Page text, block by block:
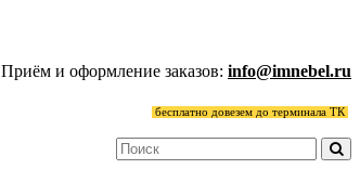
Приём и оформление заказов: info@imnebel.ru
бесплатно довезем до терминала ТК